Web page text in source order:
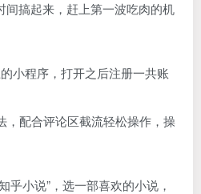
间搞起来，赶上第一波吃肉的机
小程序，打开之后注册一共账
乎小说”，选一部喜欢的小说，